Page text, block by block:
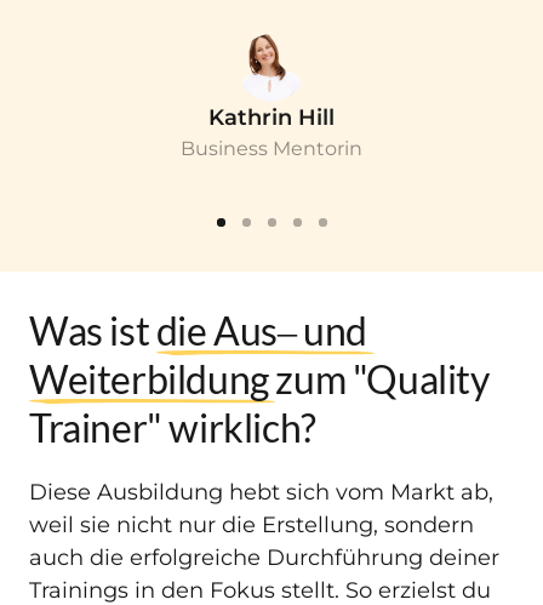
Kathrin Hill
Business Mentorin
Was ist die Aus‒
Weiterbildung zum "Quality
Trainer" wirklich?
Diese Ausbildung hebt sich vom Markt ab,
weil sie nicht nur die Erstellung, sondern
auch die erfolgreiche Durchführung deiner
Trainings in den Fokus stellt. So erzielst du